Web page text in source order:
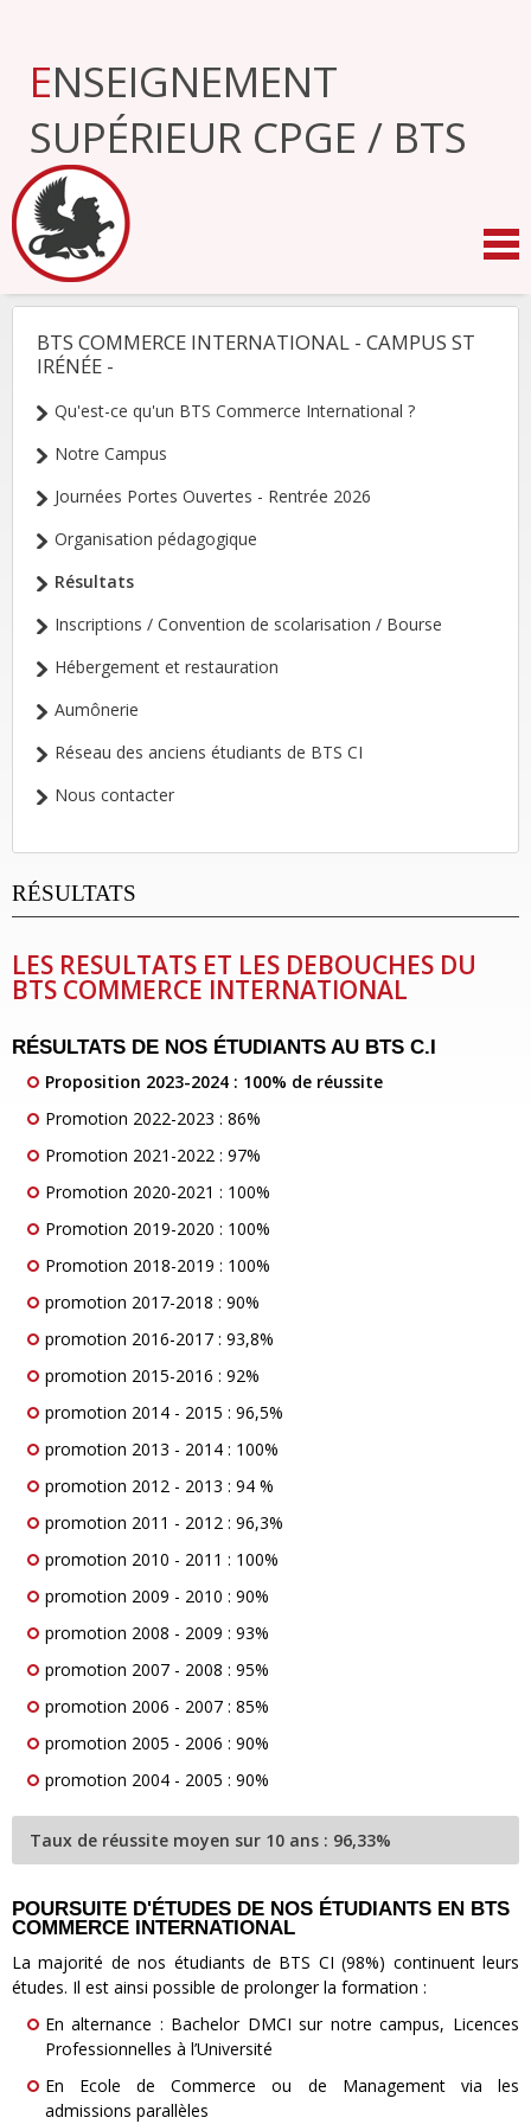
navigation
ENSEIGNEMENT
SUPÉRIEUR CPGE / BTS
NAVIGATION
BTS COMMERCE INTERNATIONAL - CAMPUS ST
IRÉNÉE -
Qu'est-ce qu'un BTS Commerce International ?
Notre Campus
Journées Portes Ouvertes - Rentrée 2026
Organisation pédagogique
Résultats
Inscriptions / Convention de scolarisation / Bourse
Hébergement et restauration
Aumônerie
Réseau des anciens étudiants de BTS CI
Nous contacter
RÉSULTATS
LES RESULTATS ET LES DEBOUCHES DU
BTS COMMERCE INTERNATIONAL
RÉSULTATS DE NOS ÉTUDIANTS AU BTS C.I
Proposition 2023-2024 : 100% de réussite
Promotion 2022-2023 : 86%
Promotion 2021-2022 : 97%
Promotion 2020-2021 : 100%
Promotion 2019-2020 : 100%
Promotion 2018-2019 : 100%
promotion 2017-2018 : 90%
promotion 2016-2017 : 93,8%
promotion 2015-2016 : 92%
promotion 2014 - 2015 : 96,5%
promotion 2013 - 2014 : 100%
promotion 2012 - 2013 : 94 %
promotion 2011 - 2012 : 96,3%
promotion 2010 - 2011 : 100%
promotion 2009 - 2010 : 90%
promotion 2008 - 2009 : 93%
promotion 2007 - 2008 : 95%
promotion 2006 - 2007 : 85%
promotion 2005 - 2006 : 90%
promotion 2004 - 2005 : 90%
Taux de réussite moyen sur 10 ans : 96,33%
POURSUITE D'ÉTUDES DE NOS ÉTUDIANTS EN BTS
COMMERCE INTERNATIONAL
La majorité de nos étudiants de BTS CI (98%) continuent leurs
études. Il est ainsi possible de prolonger la formation :
En alternance : Bachelor DMCI sur notre campus, Licences
Professionnelles à l’Université
En Ecole de Commerce ou de Management via les
admissions parallèles